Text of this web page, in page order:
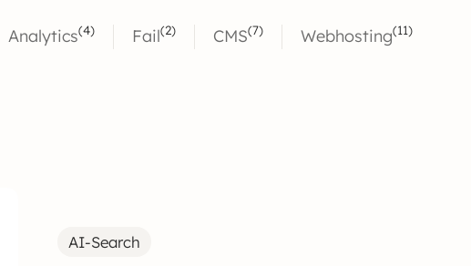
Analytics(4) Fail(2) CMS(7) Webhosting(11)
AI-Search